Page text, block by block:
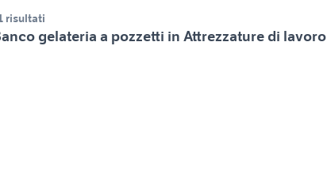
risultati
gelateria a pozzetti in Attrezzature di lavoro